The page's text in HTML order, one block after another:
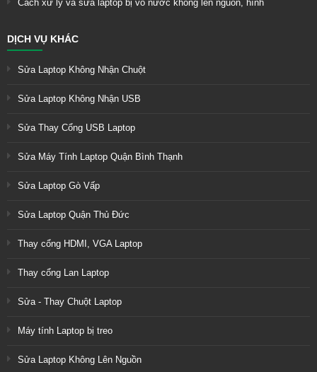
Cách xử lý và sửa laptop bị vô nước không lên nguồn, hình
DỊCH VỤ KHÁC
Sửa Laptop Không Nhận Chuột
Sửa Laptop Không Nhận USB
Sửa Thay Cổng USB Laptop
Sửa Máy Tính Laptop Quận Bình Thạnh
Sửa Laptop Gò Vấp
Sửa Laptop Quận Thủ Đức
Thay cổng HDMI, VGA Laptop
Thay cổng Lan Laptop
Sửa - Thay Chuột Laptop
Máy tính Laptop bị treo
Sửa Laptop Không Lên Nguồn